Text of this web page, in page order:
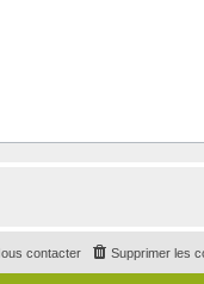
Supprimer les
contacter